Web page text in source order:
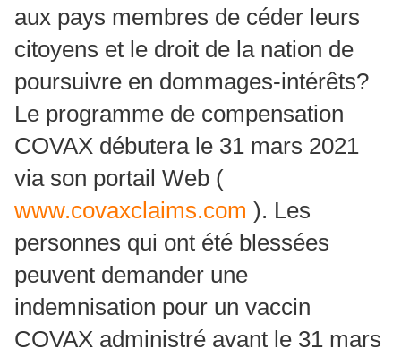
aux pays membres de céder leurs
citoyens et le droit de la nation de
poursuivre en dommages-intérêts?
Le programme de compensation
COVAX débutera le 31 mars 2021
via son portail Web (
www.covaxclaims.com ). Les
personnes qui ont été blessées
peuvent demander une
indemnisation pour un vaccin
COVAX administré avant le 31 mars